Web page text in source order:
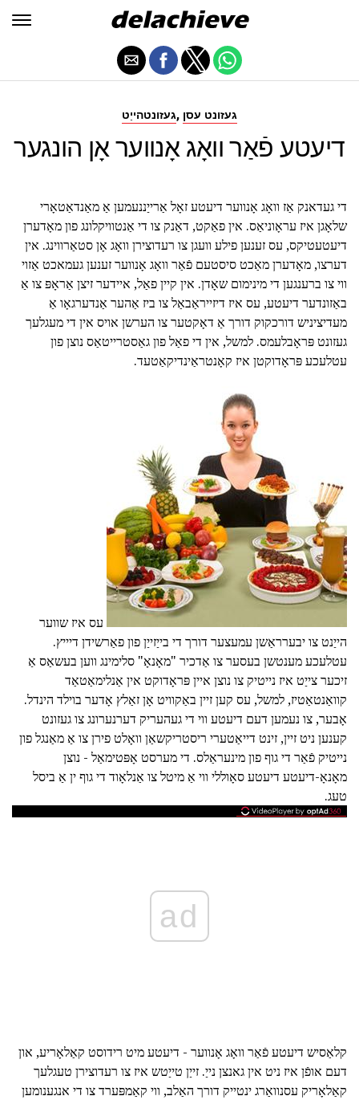
געזונטהייַט, געזונט עסן
דיעטע פֿאַר וואָג אָנווער אָן הונגער
די געדאנק אַז וואָג אָנווער דיעטע זאָל אַרייַננעמען אַ מאַנדאַטאָרי
שלאָגן איז עראָוניאַס. אין פאַקט, דאַנק צו די אַנטוויקלונג פון מאָדערן
דיעטעטיקס, עס זענען פילע וועגן צו רעדוצירן וואָג אָן סטאַרווינג. אין
דערצו, מאָדערן מאַכט סיסטעם פֿאַר וואָג אָנווער זענען געמאכט אַזוי
ווי צו ברענגען די מינימום שאָדן. אין קיין פאַל, איידער זיצן אַראָפּ צו אַ
באַזונדער דיעטע, עס איז דיזייראַבאַל צו ביז אַהער אַנדערגאָו אַ
מעדיציניש דורכקוק דורך אַ דאָקטער צו הערשן אויס אין די מעגלעך
געזונט פּראָבלעמס. למשל, אין די פאַל פון גאַסטרייטאַס נוצן פון
עטלעכע פּראָדוקטן איז קאָנטראַינדיקאַטעד.
עס איז שווער
הייַנט צו יבערראַשן עמעצער דורך די בייַזייַן פון פאַרשידן דיייץ.
עטלעכע מענטשן בעסער צו אַדכיר "מאָנאָ" סלימינג ווען בעשאַס אַ
זיכער צייַט איז נייטיק צו נוצן איין פּראָדוקט אין אַנלימאַטאַד
קוואַנטאַטיז, למשל, עס קען זיין באַקוויט אָן זאַלץ אָדער בוילד הינדל.
אָבער, צו נעמען דעם דיעטע ווי די געהעריק דערנערונג צו געזונט
קענען ניט זיין, זינט דייאַטערי ריסטריקשאַן וואָלט פירן צו אַ מאַנגל פון
נייטיק פֿאַר די גוף פון מינעראַלס. די מערסט אָפּטימאַל - נוצן
מאָנאָ-דיעטע דיעטע סאָוללי ווי אַ מיטל צו אַנלאָוד די גוף ין אַ ביסל
טעג.
ad
קלאַסיש דיעטע פֿאַר וואָג אָנווער - דיעטע מיט רידוסט קאַלאָריע, און
דעם אופֿן איז ניט אין גאנצן נייַ. זייַן טייַטש איז צו רעדוצירן טעגלעך
קאַלאָריק עסנוואַרג ינטייק דורך האַלב, ווי קאַמפּערד צו די אנגענומען